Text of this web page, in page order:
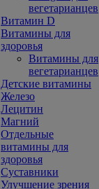
вегетарианцев
Витамин D
Витамины для
здоровья
Витамины для
вегетарианцев
Детские витамины
Железо
Лецитин
Магний
Отдельные
витамины для
здоровья
Суставники
Улучшение зрения